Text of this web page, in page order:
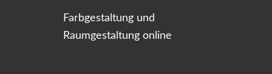
Farbgestaltung und
Raumgestaltung online